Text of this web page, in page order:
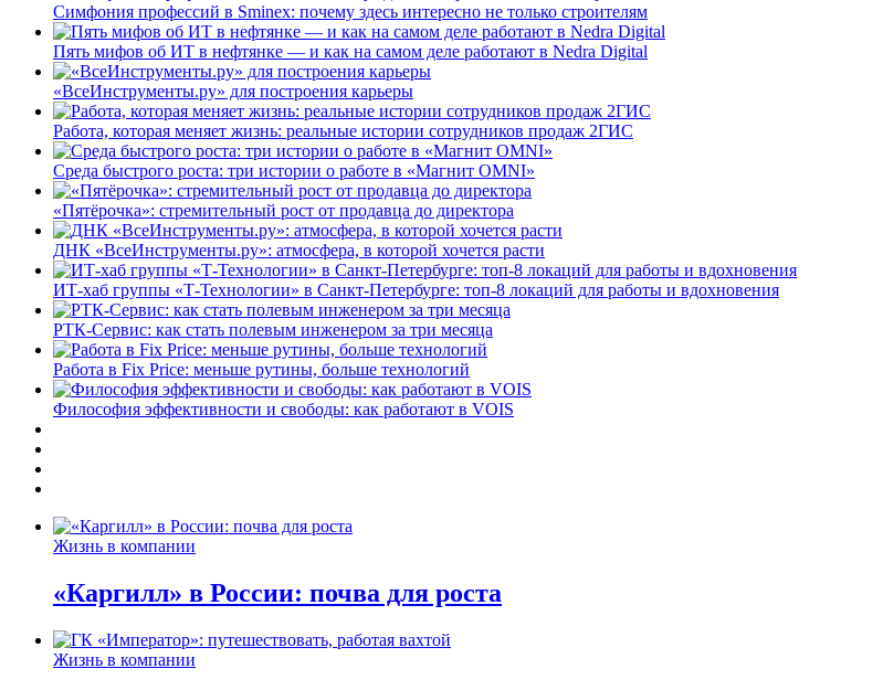
Симфония профессий в Sminex: почему здесь интересно не только строителям
Пять мифов об ИТ в нефтянке — и как на самом деле работают в Nedra Digital
«ВсеИнструменты.ру» для построения карьеры
Работа, которая меняет жизнь: реальные истории сотрудников продаж 2ГИС
Среда быстрого роста: три истории о работе в «Магнит OMNI»
«Пятёрочка»: стремительный рост от продавца до директора
ДНК «ВсеИнструменты.ру»: атмосфера, в которой хочется расти
ИТ-хаб группы «Т-Технологии» в Санкт-Петербурге: топ-8 локаций для работы и вдохновения
РТК-Сервис: как стать полевым инженером за три месяца
Работа в Fix Price: меньше рутины, больше технологий
Философия эффективности и свободы: как работают в VOIS
Жизнь в компании
«Каргилл» в России: почва для роста
Жизнь в компании